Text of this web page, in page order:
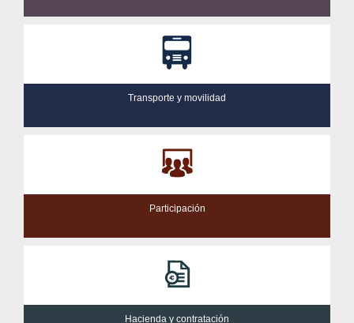
Transporte y movilidad
Participación
Hacienda y contratación